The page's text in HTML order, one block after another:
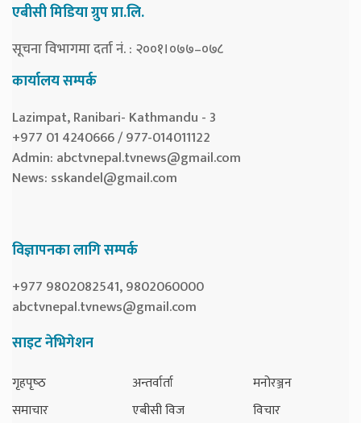
एबीसी मिडिया ग्रुप प्रा.लि.
सूचना विभागमा दर्ता नं. : २००१।०७७–०७८
कार्यालय सम्पर्क
Lazimpat, Ranibari- Kathmandu - 3
+977 01 4240666 / 977-014011122
Admin: abctvnepal.tvnews@gmail.com
News: sskandel@gmail.com
विज्ञापनका लागि सम्पर्क
+977 9802082541, 9802060000
abctvnepal.tvnews@gmail.com
साइट नेभिगेशन
गृहपृष्‍ठ
समाचार
अन्तर्वार्ता
एबीसी विज
मनोरञ्जन
विचार